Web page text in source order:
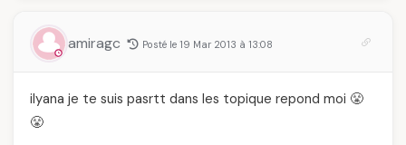
amiragc Posté le 19 Mar 2013 à 13:08
ilyana je te suis pasrtt dans les topique repond moi 😤
😤